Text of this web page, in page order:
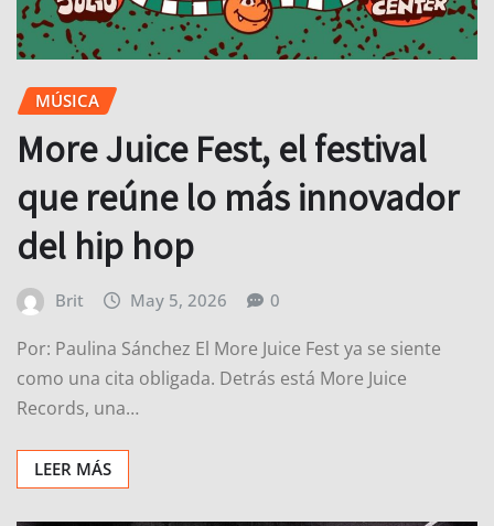
MÚSICA
More Juice Fest, el festival
que reúne lo más innovador
del hip hop
Brit May 5, 2026 0
Por: Paulina Sánchez El More Juice Fest ya se siente
como una cita obligada. Detrás está More Juice
Records, una…
LEER MÁS